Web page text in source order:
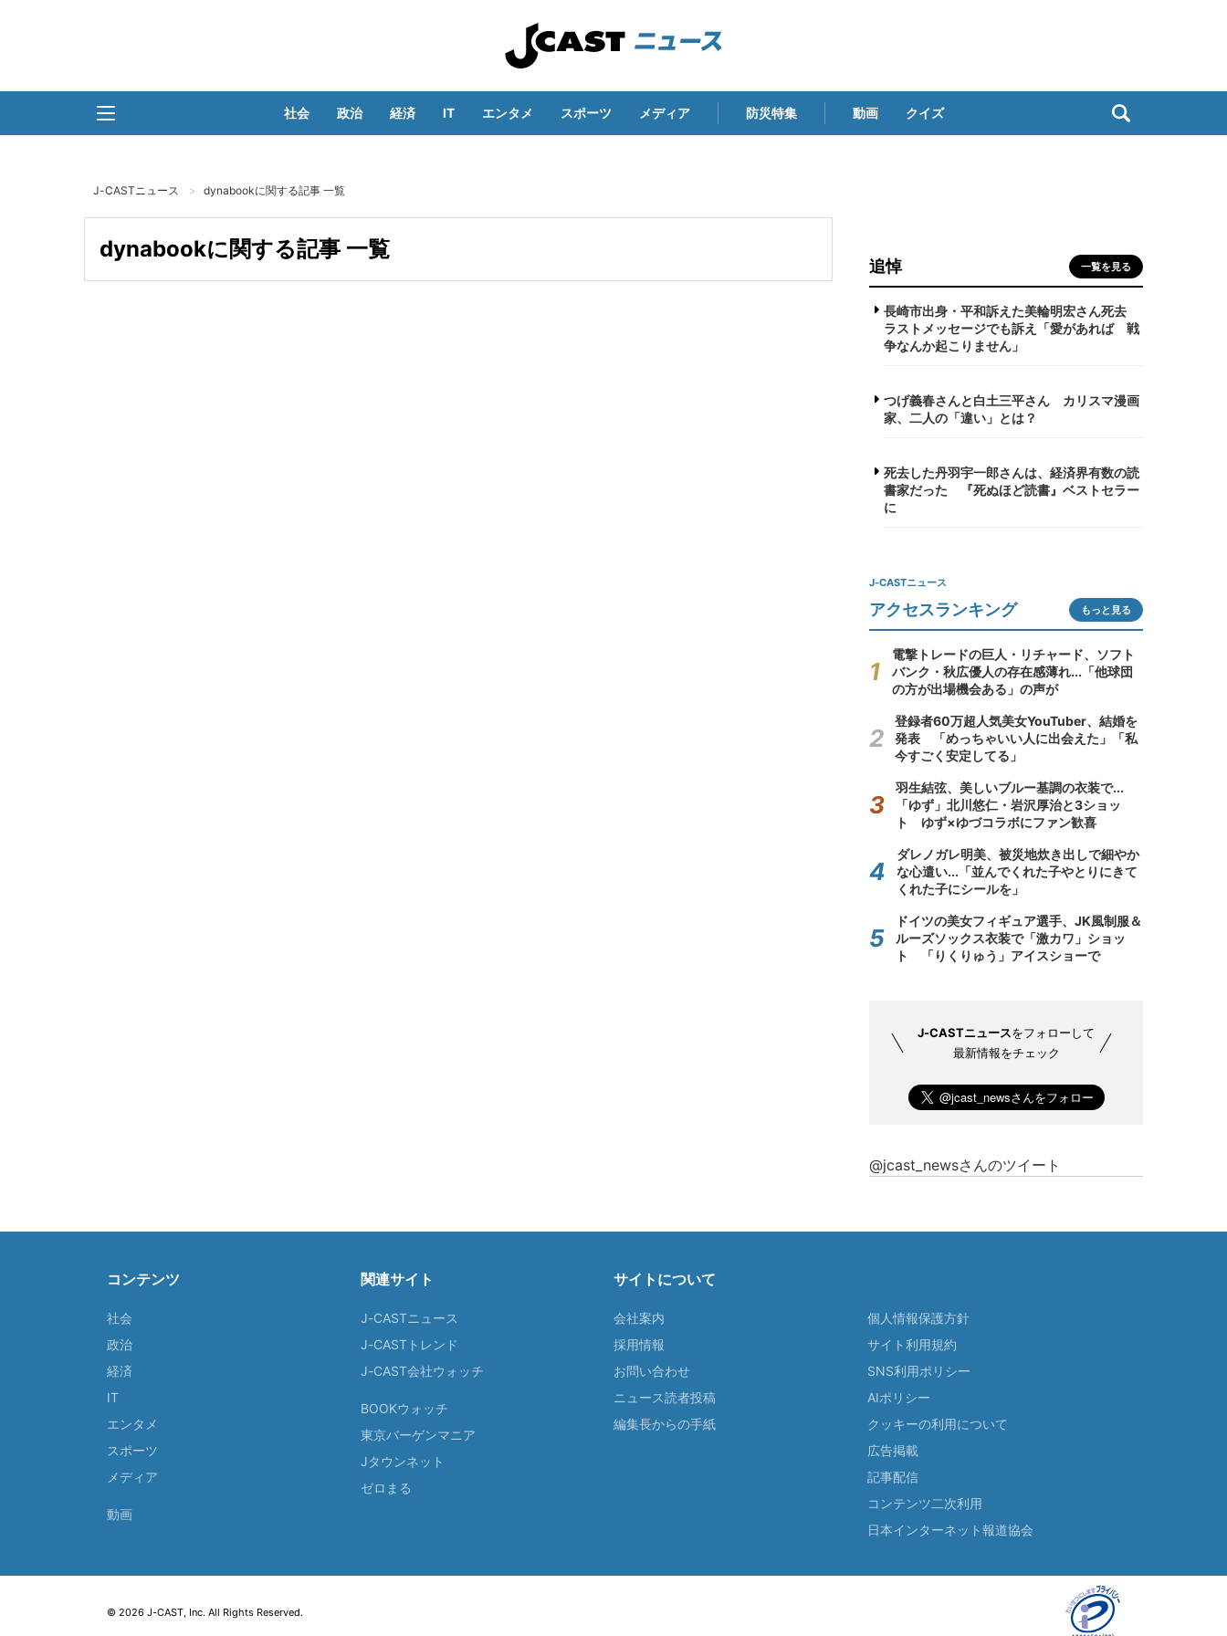
社会 政治 経済 IT エンタメ スポーツ メディア 防災特集 動画 クイズ
J-CASTニュース dynabookに関する記事 一覧
dynabookに関する記事 一覧
追悼 一覧を見る
長崎市出身・平和訴えた美輪明宏さん死去
ラストメッセージでも訴え「愛があれば 戦
争なんか起こりません」
つげ義春さんと白土三平さん カリスマ漫画
家、二人の「違い」とは？
死去した丹羽宇一郎さんは、経済界有数の読
書家だった 『死ぬほど読書』ベストセラー
に
J-CASTニュース
アクセスランキング もっと見る
電撃トレードの巨人・リチャード、ソフト
バンク・秋広優人の存在感薄れ...「他球団
の方が出場機会ある」の声が
登録者60万超人気美女YouTuber、結婚を
発表 「めっちゃいい人に出会えた」「私
今すごく安定してる」
羽生結弦、美しいブルー基調の衣装で...
「ゆず」北川悠仁・岩沢厚治と3ショッ
ト ゆず×ゆづコラボにファン歓喜
ダレノガレ明美、被災地炊き出しで細やか
な心遣い...「並んでくれた子やとりにきて
くれた子にシールを」
ドイツの美女フィギュア選手、JK風制服＆
ルーズソックス衣装で「激カワ」ショッ
ト 「りくりゅう」アイスショーで
J-CASTニュースをフォローして
最新情報をチェック
@jcast_newsさんのツイート
コンテンツ
社会
政治
経済
IT
エンタメ
スポーツ
メディア
動画
関連サイト
J-CASTニュース
J-CASTトレンド
J-CAST会社ウォッチ
BOOKウォッチ
東京バーゲンマニア
Jタウンネット
ゼロまる
サイトについて
会社案内
採用情報
お問い合わせ
ニュース読者投稿
編集長からの手紙
個人情報保護方針
サイト利用規約
SNS利用ポリシー
AIポリシー
クッキーの利用について
広告掲載
記事配信
コンテンツ二次利用
日本インターネット報道協会
© 2026 J-CAST, Inc. All Rights Reserved.